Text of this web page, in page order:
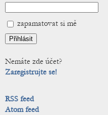
zapamatovat si mě
Nemáte zde účet?
Zaregistrujte se!
RSS feed
Atom feed